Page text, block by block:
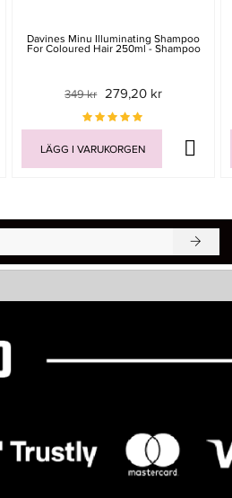
Davines Minu Illuminating Shampoo
For Coloured Hair 250ml - Shampoo
349 kr 279,20 kr
LÄGG I VARUKORGEN